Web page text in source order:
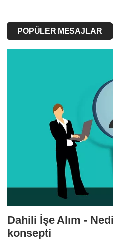
POPÜLER MESAJLAR
Dahili İşe Alım -
konsepti